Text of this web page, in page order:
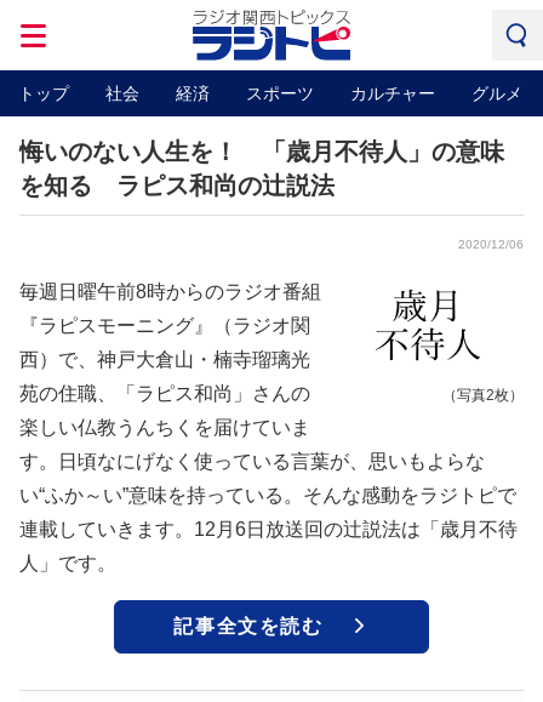
トップ 社会 経済 スポーツ カルチャー グルメ
悔いのない人生を！ 「歳月不待人」の意味
を知る ラピス和尚の辻説法
2020/12/06
（写真2枚）
毎週日曜午前8時からのラジオ番組
『ラピスモーニング』（ラジオ関
西）で、神戸大倉山・楠寺瑠璃光
苑の住職、「ラピス和尚」さんの
楽しい仏教うんちくを届けていま
す。日頃なにげなく使っている言葉が、思いもよらな
い“ふか～い”意味を持っている。そんな感動をラジトピで
連載していきます。12月6日放送回の辻説法は「歳月不待
人」です。
記事全文を読む